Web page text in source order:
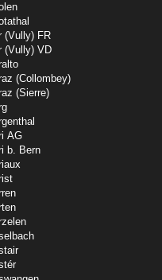
(Vully) FR
(Vully) VD
(Collombey)
(Sierre)
AG
b. Bern